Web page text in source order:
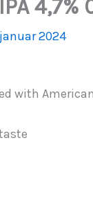
4,7%
2024
with